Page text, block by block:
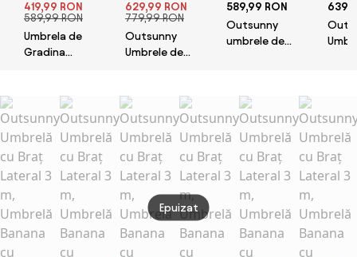
419,99 RON
589,99 RON
Umbrela de
Gradina
metalice Anti-
UV Bej,
| Aosom
Romania
629,99 RON
779,99 RON
Outsunny
Umbrele de
Manivela si
Baza
Transversala |
589,99 RON
Outsunny
umbrele de
piscina | Aosom
Romania
Epuizat